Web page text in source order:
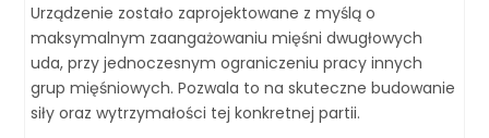
Urządzenie zostało zaprojektowane z myślą o
maksymalnym zaangażowaniu mięśni dwugłowych
uda, przy jednoczesnym ograniczeniu pracy innych
grup mięśniowych. Pozwala to na skuteczne budowanie
siły oraz wytrzymałości tej konkretnej partii.